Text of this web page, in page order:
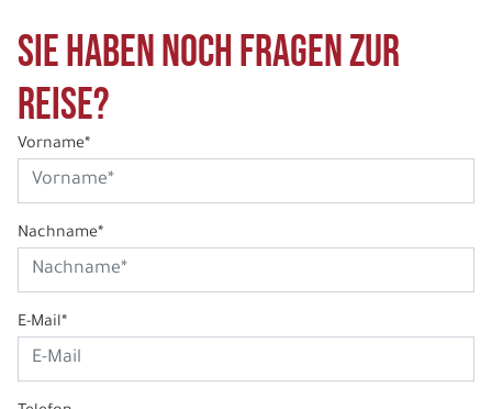
Sie haben noch Fragen zur
Reise?
Vorname*
Nachname*
E-Mail*